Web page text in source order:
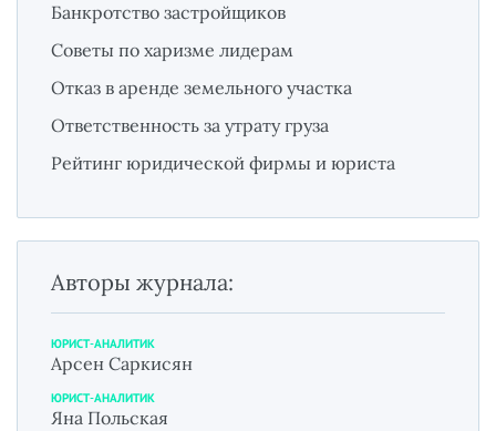
Банкротство застройщиков
Советы по харизме лидерам
Отказ в аренде земельного участка
Ответственность за утрату груза
Рейтинг юридической фирмы и юриста
Авторы журнала:
ЮРИСТ-АНАЛИТИК
Арсен Саркисян
ЮРИСТ-АНАЛИТИК
Яна Польская